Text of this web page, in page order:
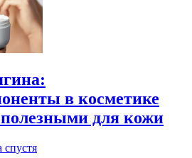
в косметике
для кожи
спустя